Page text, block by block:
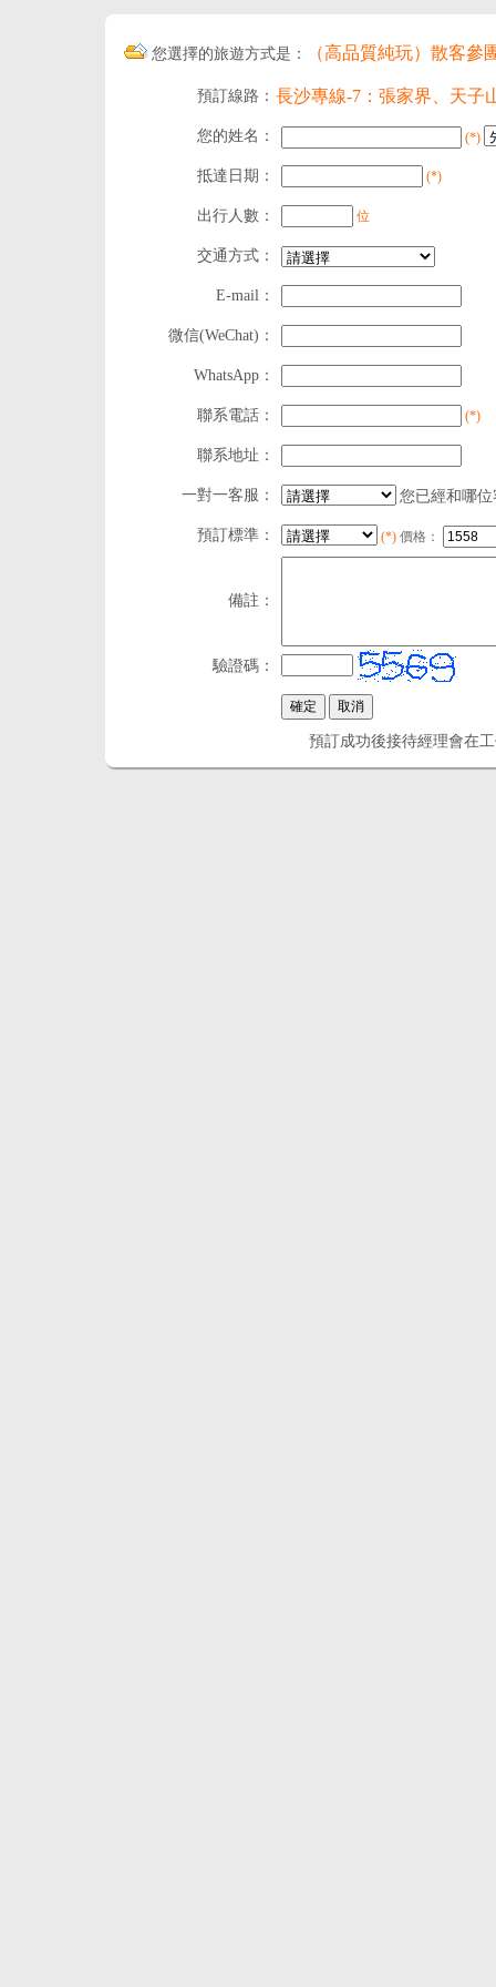
您選擇的旅遊方式是： （高品質純玩）散客參
預訂線路： 長沙專線-7：張家界、天子
您的姓名： (*)
抵達日期： (*)
出行人數： 位
交通方式：
E-mail：
微信(WeChat)：
WhatsApp：
聯系電話： (*)
聯系地址：
一對一客服： 您已經和哪
預訂標準： (*) 價格：
備註：
驗證碼：
預訂成功後接待經理會在